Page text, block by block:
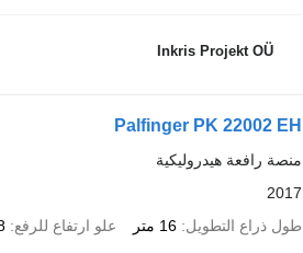
Inkris Projekt OÜ
Palfinger PK 22002 EH
منصة رافعة هيدروليكية
2017
طول ذراع التطويل 16 متر علو ارتفاع للرفع